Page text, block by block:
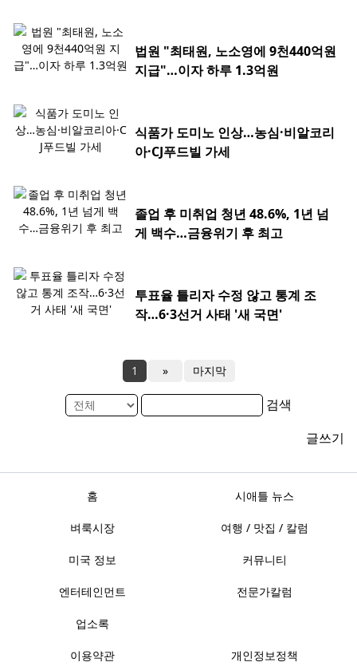
법원 "최태원, 노소영에 9천440억원
지급"…이자 하루 1.3억원
식품가 도미노 인상…농심·비알코리
아·CJ푸드빌 가세
졸업 후 미취업 청년 48.6%, 1년 넘
게 백수…금융위기 후 최고
투표율 틀리자 수정 않고 통계 조
작…6·3선거 사태 '새 국면'
1 » 마지막
검색
글쓰기
홈 시애틀 뉴스
벼룩시장 여행 / 맛집 / 칼럼
미국 정보 커뮤니티
엔터테인먼트 전문가칼럼
업소록
이용약관 개인정보정책